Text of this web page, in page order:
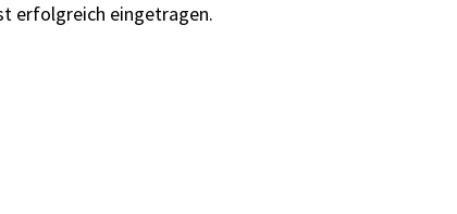
erfolgreich eingetragen.